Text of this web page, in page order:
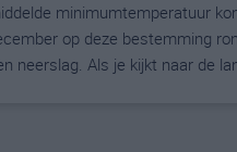
minimumtemperatuur
op deze bestemming
neerslag. Als je kijkt naar de